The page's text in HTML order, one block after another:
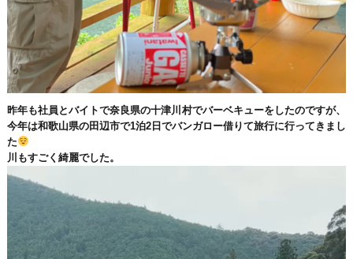
昨年も社員とバイトで奈良県の十津川村でバーベキューをしたのですが、
今年は和歌山県の田辺市で1泊2日でバンガロー借りて旅行に行ってきまし
た
川もすごく綺麗でした。